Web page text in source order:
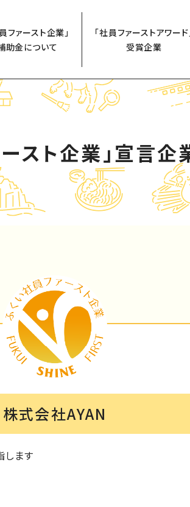
ファースト企業」
助金について
「社員ファーストアワード
受賞企業
スト企業」宣言企
株式会社AYAN
します